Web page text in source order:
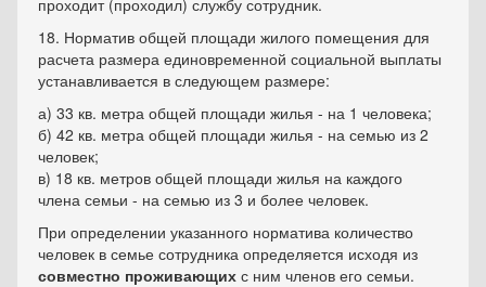
проходит (проходил) службу сотрудник.
18. Норматив общей площади жилого помещения для
расчета размера единовременной социальной выплаты
устанавливается в следующем размере:
а) 33 кв. метра общей площади жилья - на 1 человека;
б) 42 кв. метра общей площади жилья - на семью из 2
человек;
в) 18 кв. метров общей площади жилья на каждого
члена семьи - на семью из 3 и более человек.
При определении указанного норматива количество
человек в семье сотрудника определяется исходя из
совместно проживающих с ним членов его семьи.